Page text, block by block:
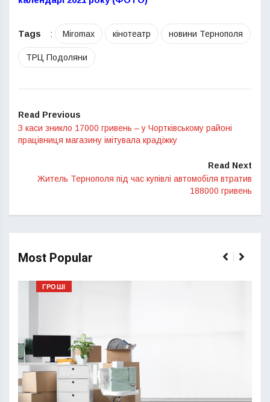
Tags : Miromax кінотеатр новини Тернополя
ТРЦ Подоляни
Read Previous
З каси зникло 17000 гривень – у Чортківському районі
працівниця магазину імітувала крадіжку
Read Next
Житель Тернополя під час купівлі автомобіля втратив
188000 гривень
Most Popular
ГРОШІ